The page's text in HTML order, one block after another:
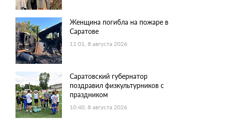
Женщина погибла на пожаре в
Саратове
11:01, 8 августа 2026
Саратовский губернатор
поздравил физкультурников с
праздником
10:40, 8 августа 2026